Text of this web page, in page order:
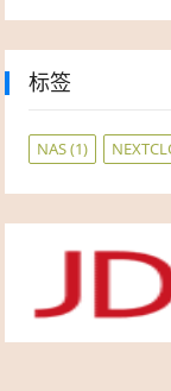
标签
NAS(1)